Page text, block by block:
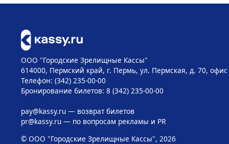
ООО "Городские Зрелищные Кассы"
614000, Пермский край, г. Пермь, ул. Пермская, д. 70, офис
Телефон: (342) 235-00-00
Бронирование билетов: 8 (342) 235-00-00
pay@kassy.ru— возврат билетов
pr@kassy.ru— по вопросам рекламы и PR
© ООО "Городские Зрелищные Кассы", 2026